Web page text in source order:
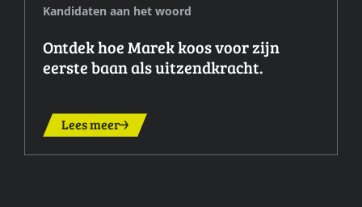
Kandidaten aan het woord
Ontdek hoe Marek koos voor zijn
eerste baan als uitzendkracht.
Lees meer